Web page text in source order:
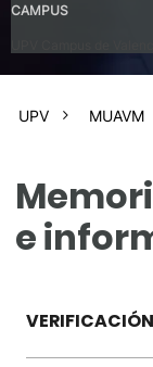
CAMPUS
UPV MUAVM
e
VERIFICACIÓN